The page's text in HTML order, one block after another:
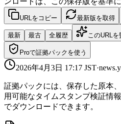
URLをコピー 最新版を取得
最新 最古 全履歴 このURL
Proで証拠パックを使う
2026年4月3日 17:17 JST·
証拠パックには、保存した原本
用可能なタイムスタンプ検証情
でダウンロードできます。